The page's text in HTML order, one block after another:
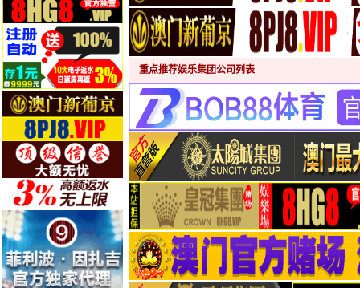
重点推荐娱乐集团公司列表